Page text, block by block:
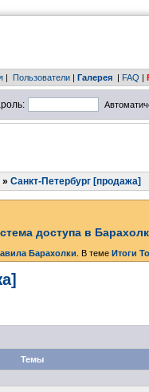
| Пользователи | Галерея | FAQ |
» Санкт-Петербург [продажа]
доступа в
Барахолки . В теме Итоги
Темы